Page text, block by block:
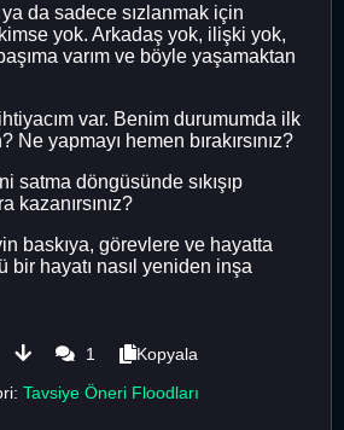
da sadece sızlanmak için
yok. Arkadaş yok, ilişki yok,
varım ve böyle yaşamaktan
var. Benim durumumda ilk
yapmayı hemen bırakırsınız?
satma döngüsünde sıkışıp
kazanırsınız?
baskıya, görevlere ve hayatta
bir hayatı nasıl yeniden inşa
1
Kopyala
Tavsiye Öneri Floodları